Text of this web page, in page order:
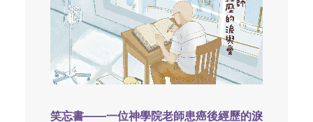
笑忘書——一位神學院老師患癌後經歷的淚